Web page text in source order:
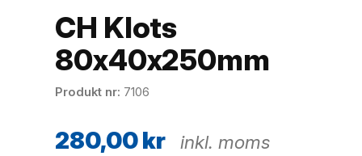
CH Klots
80x40x250mm
Produkt nr 7106
280,00kr inkl. moms